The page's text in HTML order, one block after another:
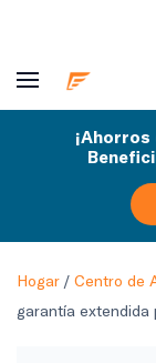
Hogar/ Centro de
garantía extendida